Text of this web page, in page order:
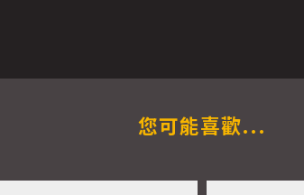
您可能喜歡...